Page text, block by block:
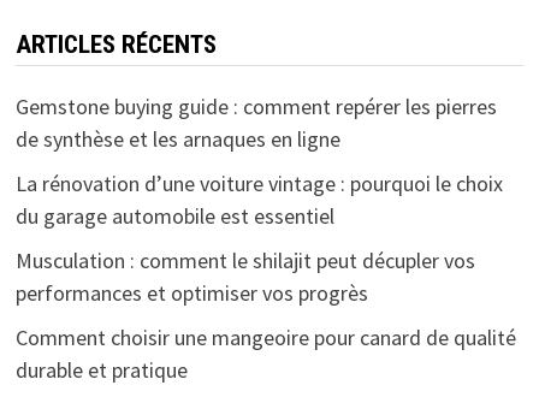
ARTICLES RÉCENTS
Gemstone buying guide : comment repérer les pierres
de synthèse et les arnaques en ligne
La rénovation d’une voiture vintage : pourquoi le choix
du garage automobile est essentiel
Musculation : comment le shilajit peut décupler vos
performances et optimiser vos progrès
Comment choisir une mangeoire pour canard de qualité
durable et pratique